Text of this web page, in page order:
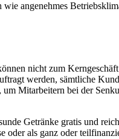
angenehmes
nicht zum
werden, sämtliche
Mitarbeitern bei der
Getränke gratis und
oder als ganz oder